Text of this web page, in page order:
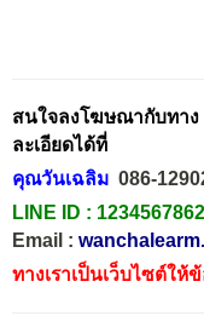
สนใจลงโฆษณากับทา
ละเอียดได้ที่
คุณวันเฉลิม 086-
LINE ID :
Email :
ทางเราเป็นเว็บไซต์ให้